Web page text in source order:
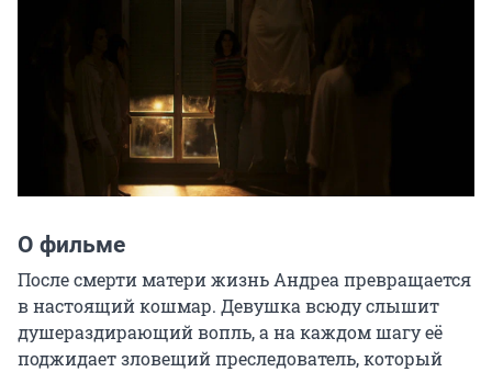
О фильме
После смерти матери жизнь Андреа превращается
в настоящий кошмар. Девушка всюду слышит
душераздирающий вопль, а на каждом шагу её
поджидает зловещий преследователь, который